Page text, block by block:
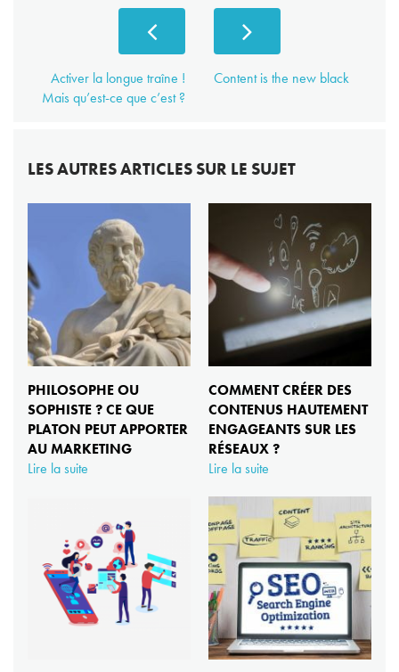
Activer la longue traîne !
Mais qu’est-ce que c’est ?
Content is the new black
LES AUTRES ARTICLES SUR LE SUJET
PHILOSOPHE OU
SOPHISTE ? CE QUE
PLATON PEUT APPORTER
AU MARKETING
Lire la suite
COMMENT CRÉER DES
CONTENUS HAUTEMENT
ENGAGEANTS SUR LES
RÉSEAUX ?
Lire la suite